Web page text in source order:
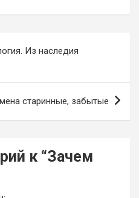
Из наследия
старинные, забытые
к “Зачем